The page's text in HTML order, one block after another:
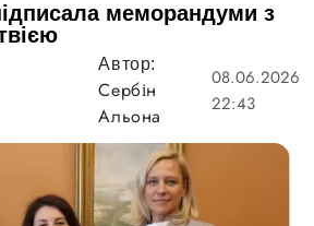
меморандуми з
Автор:
Сербін
Альона
08.06.2026
22:43